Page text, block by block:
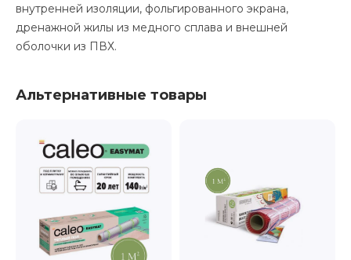
внутренней изоляции, фольгированного экрана,
дренажной жилы из медного сплава и внешней
оболочки из ПВХ.
Альтернативные товары